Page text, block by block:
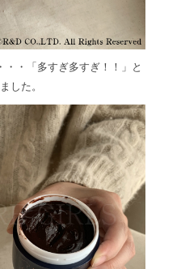
・「多すぎ多すぎ！！」と
した。